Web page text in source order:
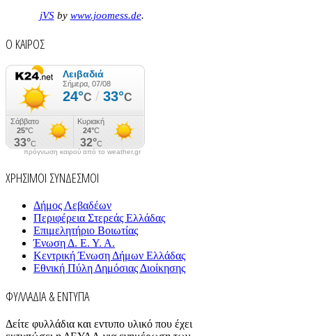
jVSby www.joomess.de.
Ο ΚΑΙΡΟΣ
πρόγνωση καιρού από το weather.gr
ΧΡΗΣΙΜΟΙ ΣΥΝΔΕΣΜΟΙ
Δήμος Λεβαδέων
Περιφέρεια Στερεάς Ελλάδας
Επιμελητήριο Βοιωτίας
Ένωση Δ. Ε. Υ. Α.
Κεντρική Ένωση Δήμων Ελλάδας
Εθνική Πύλη Δημόσιας Διοίκησης
ΦΥΛΛΑΔΙΑ & ΕΝΤΥΠΑ
Δείτε φυλλάδια και εντυπο υλικό που έχει